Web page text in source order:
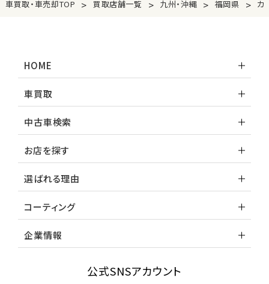
車買取・車売却TOP > 買取店舗一覧 > 九州・沖縄 > 福岡県 > カ
HOME
車買取
中古車検索
お店を探す
選ばれる理由
コーティング
企業情報
公式SNSアカウント